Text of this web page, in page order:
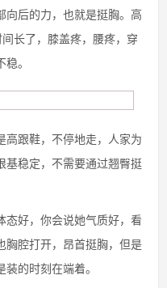
向后的力，也就是挺胸。高
长了，膝盖疼，腰疼，穿
。
高跟鞋，不停地走，人家为
基稳定，不需要通过翘臀挺
态好，你会说她气质好，看
胸腔打开，昂首挺胸，但是
的时刻在端着。